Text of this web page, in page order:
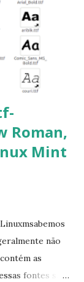
get check 5-
instalação de
get -f install
Roman,
Mint
não
as
fontes são